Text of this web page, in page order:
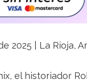
2025 | La Rioja,
el historiador